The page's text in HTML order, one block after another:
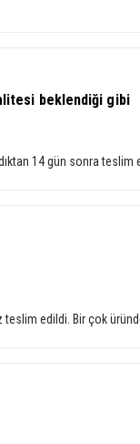
beklendiği gibi
14 gün sonra teslim
teslim edildi. Bir çok